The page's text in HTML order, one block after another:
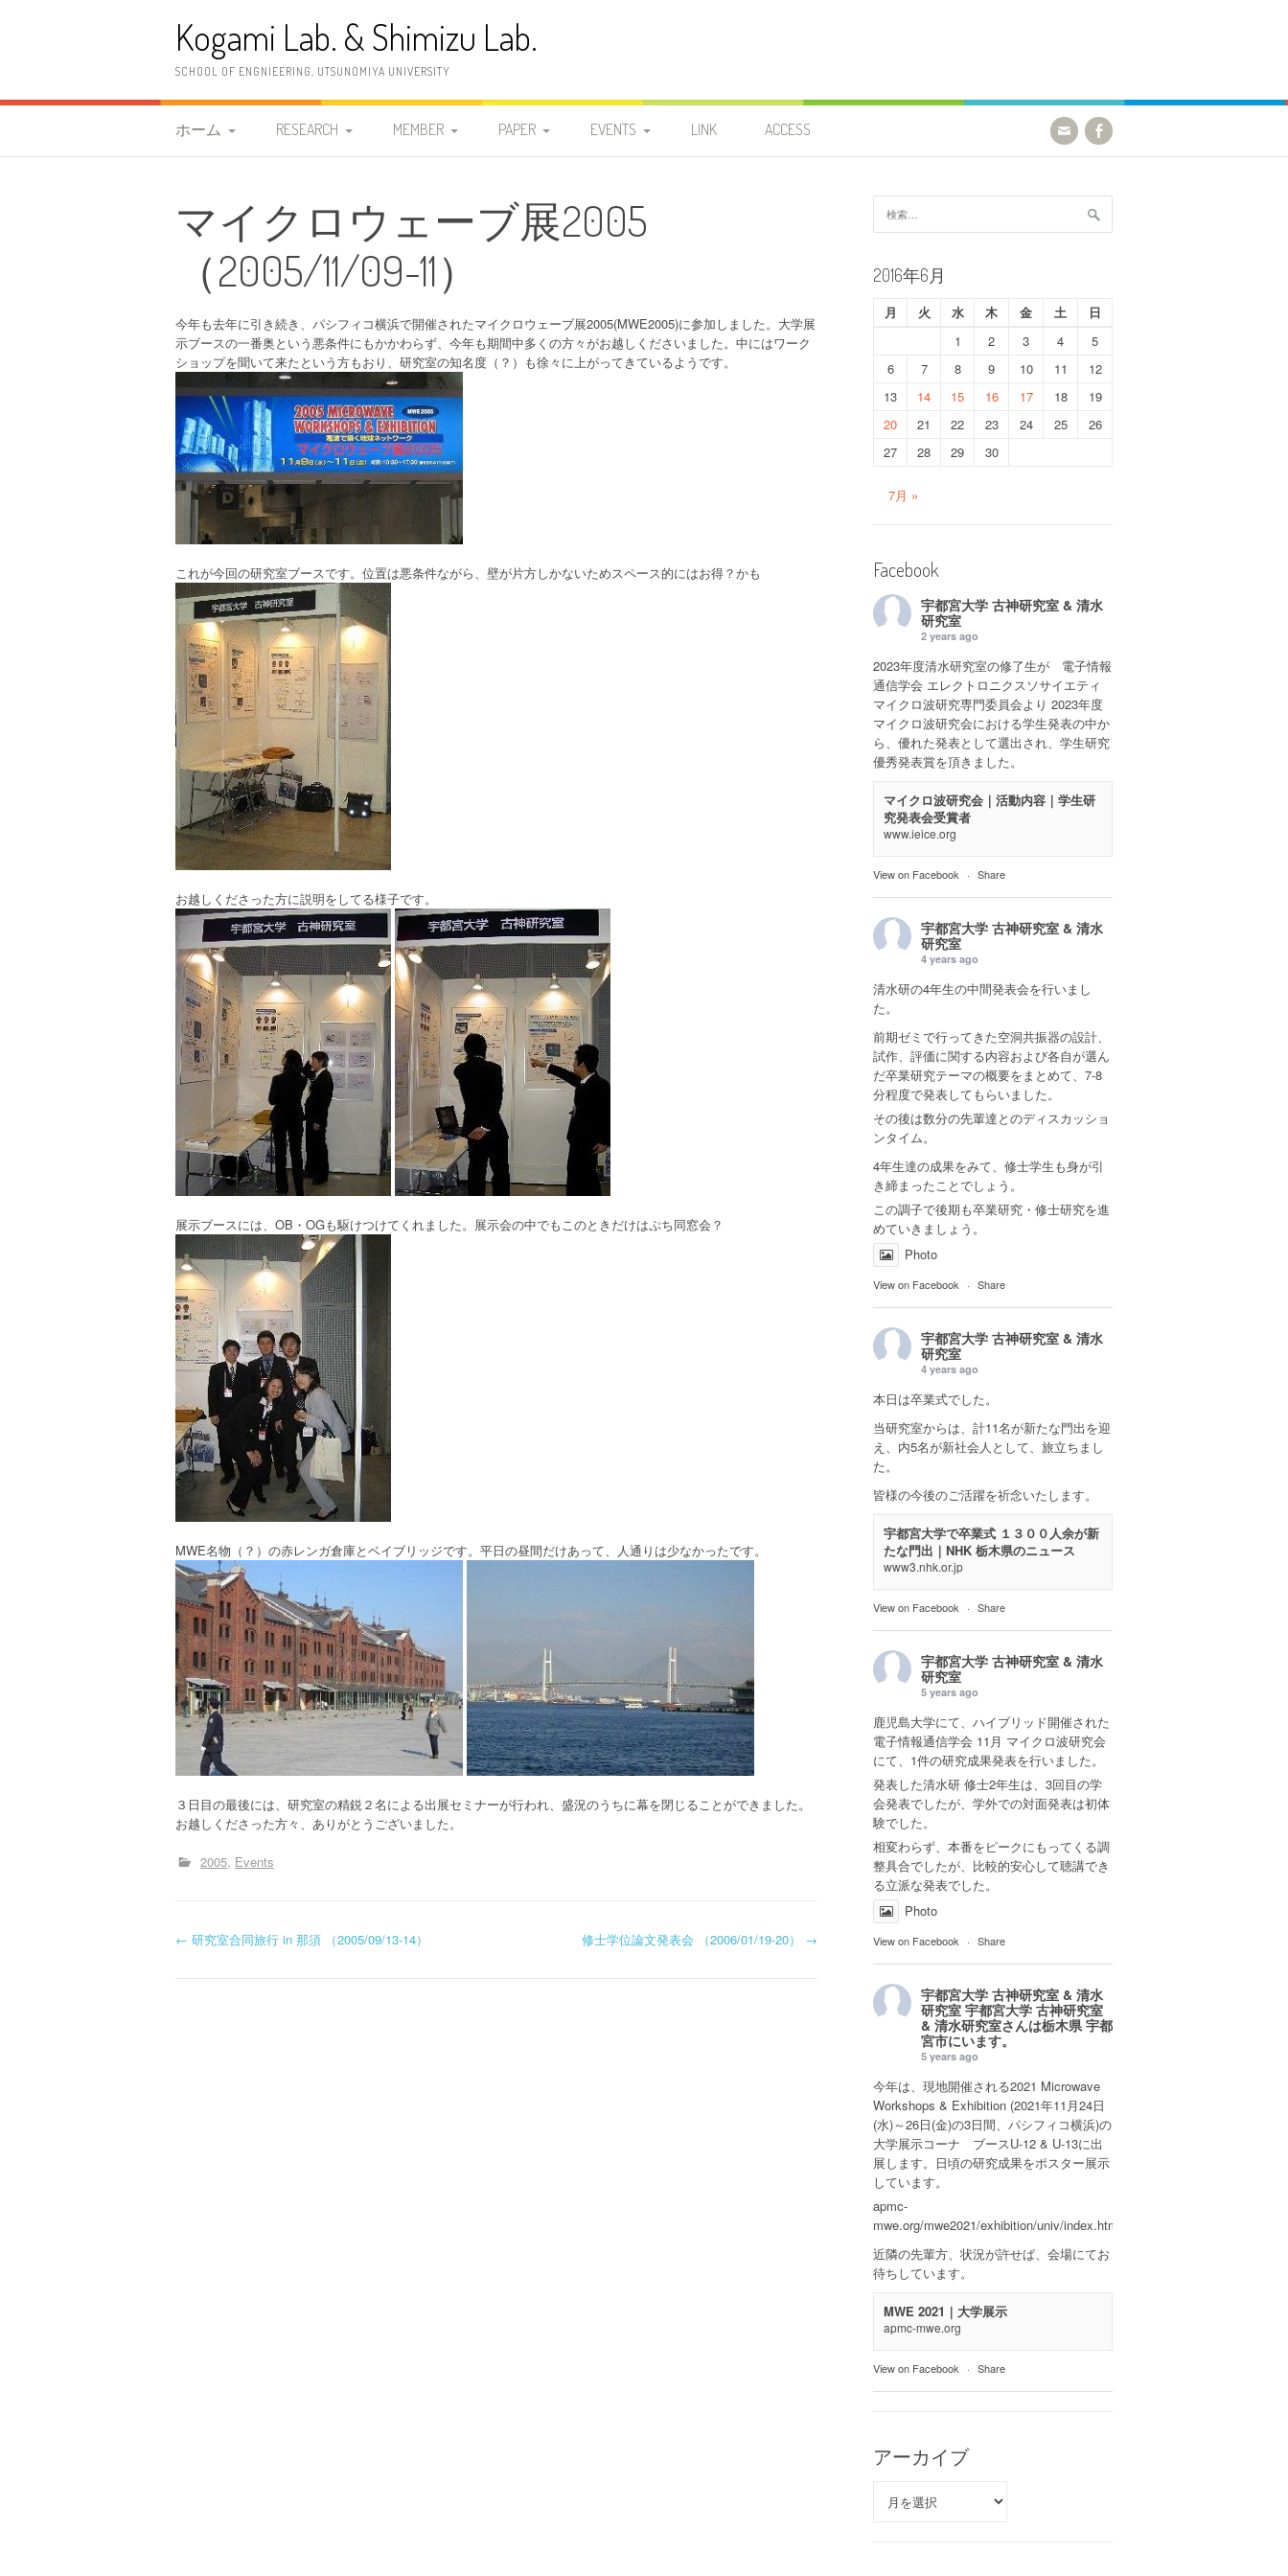
へ
ッ
Kogami Lab. & Shimizu Lab.
SCHOOL OF ENGNIEERING, UTSUNOMIYA UNIVERSITY
ホーム
2026年度 清水研究室
案内情報
2023年度 古神研究室 案
内情報
更新履歴
RESEARCH
研究内容
研究設備
MEMBER
古神研 DOCTOR
BACHELOR
清水研
BACHELOR
PAPER
2005-2009
学位論文
2010-2014
EVENTS
2020-2024
2021
2017
2013
2005-2009 2009
LINK ACCESS
マイクロウェーブ展2005
（2005/11/09-11）
今年も去年に引き続き、パシフィコ横浜で開催されたマイクロウェーブ展2005(MWE2005)に参加しました。大学展
示ブースの一番奥という悪条件にもかかわらず、今年も期間中多くの方々がお越しくださいました。中にはワーク
ショップを聞いて来たという方もおり、研究室の知名度（？）も徐々に上がってきているようです。
これが今回の研究室ブースです。位置は悪条件ながら、壁が片方しかないためスペース的にはお得？かも
お越しくださった方に説明をしてる様子です。
展示ブースには、OB・OGも駆けつけてくれました。展示会の中でもこのときだけはぷち同窓会？
MWE名物（？）の赤レンガ倉庫とベイブリッジです。平日の昼間だけあって、人通りは少なかったです。
３日目の最後には、研究室の精鋭２名による出展セミナーが行われ、盛況のうちに幕を閉じることができました。
お越しくださった方々、ありがとうございました。
2005 Events
投
← 研究室合同旅行 in 那須 （2005/09/13-14） 修士学位論文発表会 （2006/01/19-20） →
索:
2016年6月
月 火 水 木 金 土
日
1
2 3 4
5
6
7 8 9 10 11
12
13
14 15 16 17 18
19
20
21 22 23 24 25
26
27
28 29 30
7月 »
Facebook
宇都宮大学 古神研究室 & 清水
研究室
2 years ago
2023年度清水研究室の修了生が 電子情報
通信学会 エレクトロニクスソサイエティ
マイクロ波研究専門委員会より 2023年度
マイクロ波研究会における学生発表の中か
ら、優れた発表として選出され、学生研究
優秀発表賞を頂きました。
マイクロ波研究会｜活動内容｜学生研
究発表会受賞者
www.ieice.org
View on Facebook · Share
宇都宮大学 古神研究室 & 清水
研究室
4 years ago
清水研の4年生の中間発表会を行いまし
た。
前期ゼミで行ってきた空洞共振器の設計、
試作、評価に関する内容および各自が選ん
だ卒業研究テーマの概要をまとめて、7-8
分程度で発表してもらいました。
その後は数分の先輩達とのディスカッショ
ンタイム。
4年生達の成果をみて、修士学生も身が引
き締まったことでしょう。
この調子で後期も卒業研究・修士研究を進
めていきましょう。
Photo
View on Facebook · Share
宇都宮大学 古神研究室 & 清水
研究室
4 years ago
本日は卒業式でした。
当研究室からは、計11名が新たな門出を迎
え、内5名が新社会人として、旅立ちまし
た。
皆様の今後のご活躍を祈念いたします。
宇都宮大学で卒業式 １３００人余が新
たな門出｜NHK 栃木県のニュース
www3.nhk.or.jp
View on Facebook · Share
宇都宮大学 古神研究室 & 清水
研究室
5 years ago
鹿児島大学にて、ハイブリッド開催された
電子情報通信学会 11月 マイクロ波研究会
にて、1件の研究成果発表を行いました。
発表した清水研 修士2年生は、3回目の学
会発表でしたが、学外での対面発表は初体
験でした。
相変わらず、本番をピークにもってくる調
整具合でしたが、比較的安心して聴講でき
る立派な発表でした。
Photo
View on Facebook · Share
宇都宮大学 古神研究室 & 清水
研究室 宇都宮大学 古神研究室
& 清水研究室さんは栃木県 宇都
宮市にいます。
5 years ago
今年は、現地開催される2021 Microwave
Workshops & Exhibition (2021年11月24日
(水)～26日(金)の3日間、パシフィコ横浜)の
大学展示コーナ ブースU-12 & U-13に出
展します。日頃の研究成果をポスター展示
しています。
apmc-
mwe.org/mwe2021/exhibition/univ/index.html
近隣の先輩方、状況が許せば、会場にてお
待ちしています。
MWE 2021｜大学展示
apmc-mwe.org
View on Facebook · Share
アーカイブ